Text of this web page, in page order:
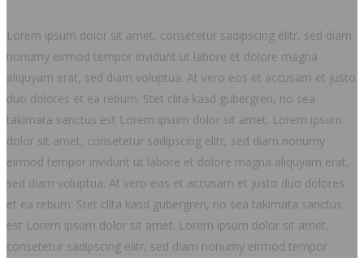
Lorem ipsum dolor sit amet, consetetur sadipscing elitr, sed diam
nonumy eirmod tempor invidunt ut labore et dolore magna
aliquyam erat, sed diam voluptua. At vero eos et accusam et justo
duo dolores et ea rebum. Stet clita kasd gubergren, no sea
takimata sanctus est Lorem ipsum dolor sit amet. Lorem ipsum
dolor sit amet, consetetur sadipscing elitr, sed diam nonumy
eirmod tempor invidunt ut labore et dolore magna aliquyam erat,
sed diam voluptua. At vero eos et accusam et justo duo dolores
et ea rebum. Stet clita kasd gubergren, no sea takimata sanctus
est Lorem ipsum dolor sit amet. Lorem ipsum dolor sit amet,
consetetur sadipscing elitr, sed diam nonumy eirmod tempor